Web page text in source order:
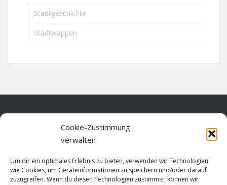
Cookie-Zustimmung
verwalten
Um dir ein optimales Erlebnis zu bieten, verwenden wir Technologien
wie Cookies, um Geräteinformationen zu speichern und/oder darauf
zuzugreifen. Wenn du diesen Technologien zustimmst, können wir
Stadtgeschichte
Stadtwappen
Datenschutz